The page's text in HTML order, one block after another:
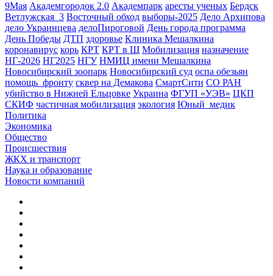
9Мая Академгородок 2.0 Академпарк аресты ученых Бердск
Ветлужская_3 Восточный обход выборы-2025 Дело Архипова
дело Украинцева делоПироговой День города программа
День Победы ДТП здоровье Клиника Мешалкина
коронавирус корь КРТ КРТ в Щ Мобилизация назначение
НГ-2026 НГ2025 НГУ НМИЦ имени Мешалкина
Новосибирский зоопарк Новосибирский суд оспа обезьян
помощь_фронту сквер на Демакова СмартСити СО РАН
убийство в Нижней Ельцовке Украина ФГУП «УЭВ» ЦКП
СКИФ частичная мобилизация экология Юный_медик
Политика
Экономика
Общество
Происшествия
ЖКХ и транспорт
Наука и образование
Новости компаний